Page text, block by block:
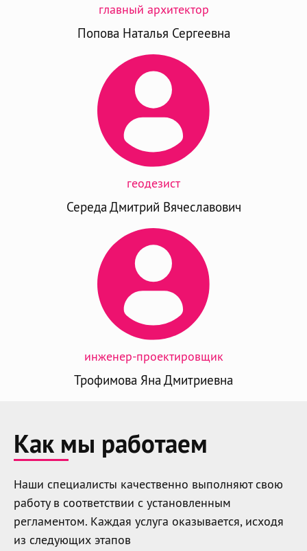
главный архитектор
Попова Наталья Сергеевна
геодезист
Середа Дмитрий Вячеславович
инженер-проектировщик
Трофимова Яна Дмитриевна
Как мы работаем
Наши специалисты качественно выполняют свою
работу в соответствии с установленным
регламентом. Каждая услуга оказывается, исходя
из следующих этапов